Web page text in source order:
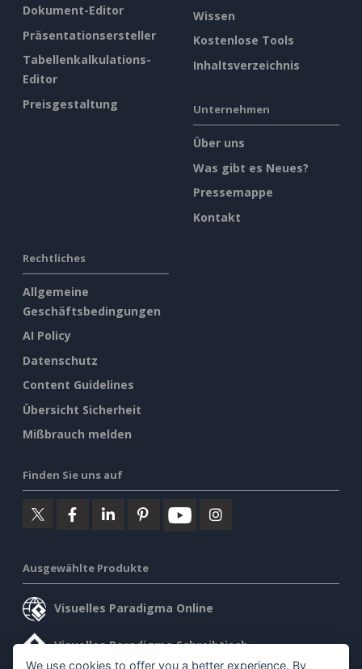
Dokument-Editor
Präsentationsersteller
Tabellenkalkulations-
Editor
Preisgestaltung
Wissen
Kostenlose Tools
Inhaltsverzeichnis
Unternehmen
Über uns
Was gibt es Neues?
Pressemappe
Kontakt
Rechtliches
Allgemeine
Geschäftsbedingungen
AI Policy
Datenschutz
Content Guidelines
Übersicht Sicherheit
Mißbrauch melden
Finden Sie uns auf
Ausgewählte Produkte
Visuelles Paradigma Online
Visuelles Paradigma Schreibtisch
We use cookies to offer you a better experience. By